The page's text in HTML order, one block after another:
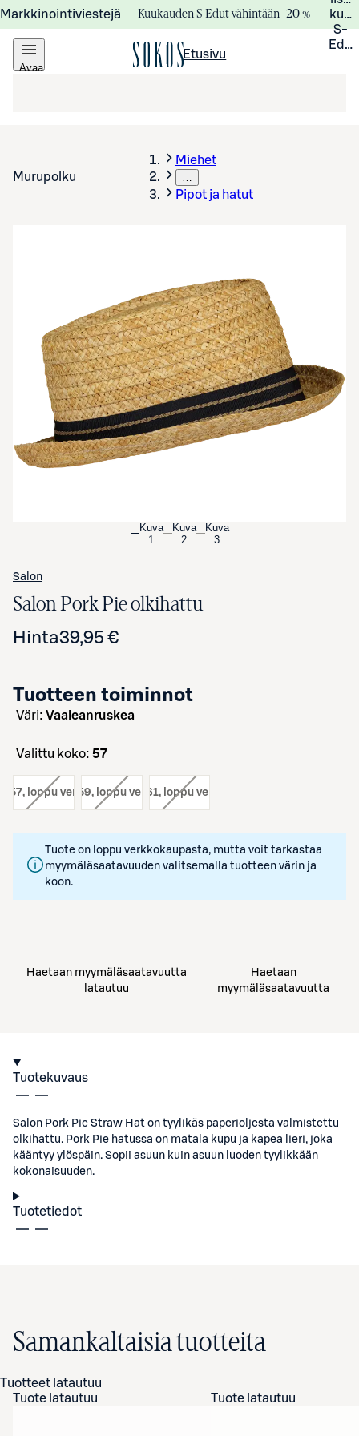
Markkinointiviestejä Kuukauden S-Edut vähintään –20 %
S-
Avaa
Etusivu
Murupolku
Miehet
…
Pipot ja hatut
Avaa tuotekuva suurennettuna
Kuva
1
Kuva
2
Kuva
3
Salon
Salon Pork Pie olkihattu
Hinta39,95 €
Tuotteen toiminnot
väri: Vaaleanruskea
Valittu koko: 57
57, loppu verkosta
koko: 59, loppu verkosta
koko: 61, loppu verkosta
Tuote on loppu verkkokaupasta, mutta voit tarkastaa
myymäläsaatavuuden valitsemalla tuotteen värin ja
koon.
Haetaan myymäläsaatavuutta
latautuu
Haetaan
myymäläsaatavuutta
Tuotekuvaus
Salon Pork Pie Straw Hat on tyylikäs paperioljesta valmistettu
olkihattu. Pork Pie hatussa on matala kupu ja kapea lieri, joka
kääntyy ylöspäin. Sopii asuun kuin asuun luoden tyylikkään
kokonaisuuden.
Tuotetiedot
Samankaltaisia tuotteita
Tuotteet latautuu
Tuote latautuu
Tuote latautuu